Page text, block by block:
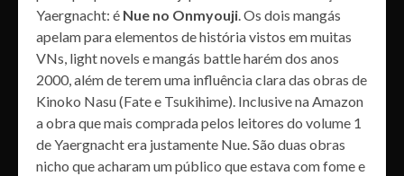
Yaergnacht: é Nue no Onmyouji. Os dois mangás
apelam para elementos de história vistos em muitas
VNs, light novels e mangás battle harém dos anos
2000, além de terem uma influência clara das obras de
Kinoko Nasu (Fate e Tsukihime). Inclusive na Amazon
a obra que mais comprada pelos leitores do volume 1
de Yaergnacht era justamente Nue. São duas obras
nicho que acharam um público que estava com fome e